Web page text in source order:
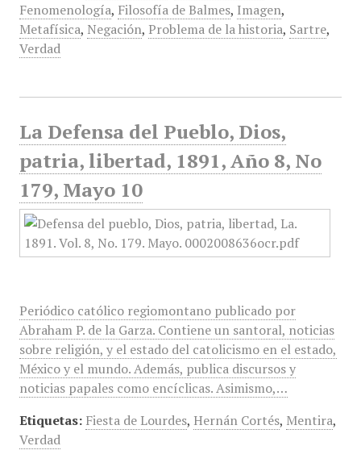
Fenomenología, Filosofía de Balmes, Imagen,
Metafísica, Negación, Problema de la historia, Sartre,
Verdad
La Defensa del Pueblo, Dios,
patria, libertad, 1891, Año 8, No
179, Mayo 10
Periódico católico regiomontano publicado por
Abraham P. de la Garza. Contiene un santoral, noticias
sobre religión, y el estado del catolicismo en el estado,
México y el mundo. Además, publica discursos y
noticias papales como encíclicas. Asimismo,…
Etiquetas: Fiesta de Lourdes, Hernán Cortés, Mentira,
Verdad